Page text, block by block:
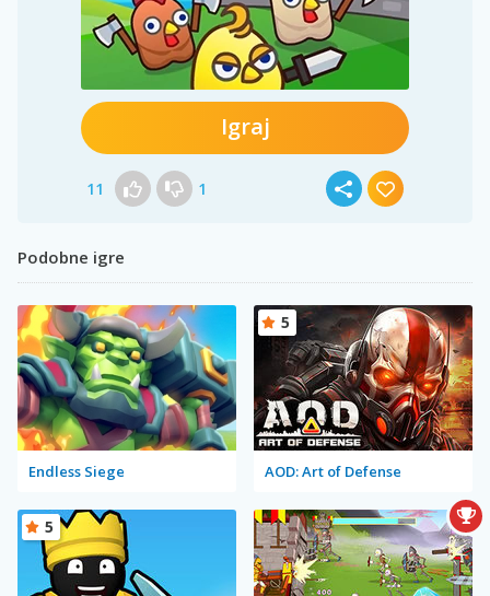
Igraj
11 1
Podobne igre
Endless Siege AOD: Art of Defense
5
5